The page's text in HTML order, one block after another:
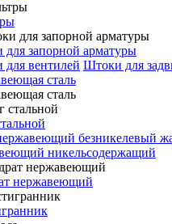
запорной арматуры
вентилей Штоки для
сталь
сталь
безникелевый
никельсодержащий
нержавеющий